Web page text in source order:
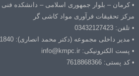
• کرمان – بلوار جمهوری اسلامی – دانشکده فنی
مرکز تحقیقات فرآوری مواد کاشی گر
• تلفن: 03432127423
• مدیر داخلی مجموعه (دکتر محمد انصاری): 09135001840
• پست الکترونیکی: info@kmpc.ir
• کد پستی: 7618868366